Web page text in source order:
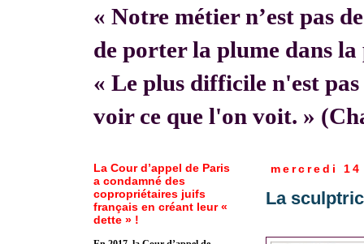
« Notre métier n’est pas
de porter la plume dans
« Le plus difficile n'est
voir ce que l'on voit. »
mercredi
La
La Cour d’appel de Paris
a condamné des
copropriétaires juifs
français en créant leur «
dette » !